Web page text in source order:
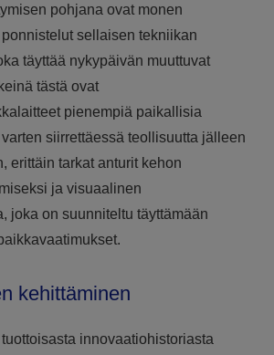
pohjana ovat monen
sellaisen tekniikan
täyttää nykypäivän muuttuvat
tästä ovat
pienempiä paikallisia
siirrettäessä teollisuutta jälleen
erittäin tarkat anturit kehon
ja visuaalinen
joka on suunniteltu täyttämään
kehittäminen
innovaatiohistoriasta